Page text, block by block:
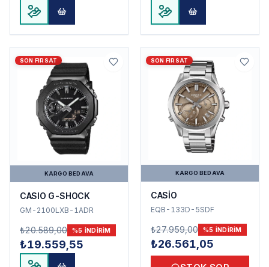
SON FIRSAT
KARGO BEDAVA
CASIO G-SHOCK
GM-2100LXB-1ADR
₺20.589,00 %5 INDIRIM
₺19.559,55
SON FIRSAT
KARGO BEDAVA
CASİO
EQB-133D-5SDF
₺27.959,00 %5 INDIRIM
₺26.561,05